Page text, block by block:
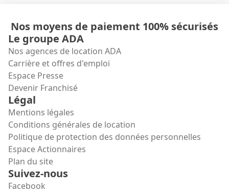
Nos moyens de paiement 100% sécurisés
Le groupe ADA
Nos agences de location ADA
Carrière et offres d'emploi
Espace Presse
Devenir Franchisé
Légal
Mentions légales
Conditions générales de location
Politique de protection des données personnelles
Espace Actionnaires
Plan du site
Suivez-nous
Facebook